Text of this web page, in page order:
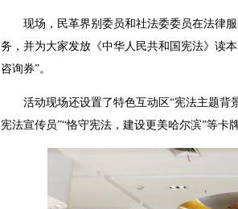
现场，民革界别委员和社法委委员在法律服
务，并为大家发放《中华人民共和国宪法》读
咨询券”。
活动现场还设置了特色互动区“宪法主题背
宪法宣传员”“恪守宪法，建设更美哈尔滨”等卡